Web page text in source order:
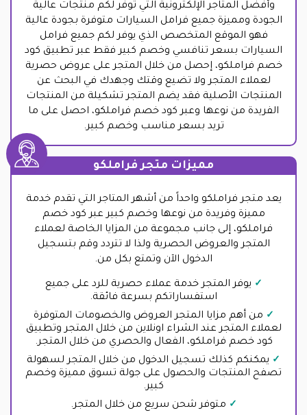
وأفضل المتاجر الإلكترونية التي توفر لكم منتجات عالية
الجودة ومميزة جميع فرامل السيارات متوفرة بجودة عالية
فهو الموقع المتخصص الذي يوفر لكم جميع فرامل
السيارات بسعر تنافسي وخصم كبير فقط عبر تطبيق كود
خصم فراملكو، إحصل من خلال المتجر على عروض حصرية
لعملاء المتجر ولا تضيع وقتك وجهدك في البحث عن
المنتجات الأصلية فقد يضم المتجر تشكيلة من المنتجات
الفريدة من نوعها وعبر كود خصم فراملكو، احصل على ما
تريد بسعر مناسب وخصم كبير.
مميزات متجر فراملكو
يعد متجر فراملكو واحداً من أشهر المتاجر التي تقدم خدمة
مميزة وفريدة من نوعها وخصم كبير عبر كود خصم
فراملكو، إلى جانب مجموعة من المزايا الخاصة لعملاء
المتجر والعروض الحصرية ولذا لا تتردد وقم بتسجيل
الدخول الآن وتمتع بكل من.
يوفر المتجر خدمة عملاء حصرية للرد على جميع
استفساراتكم بسرعة فائقة.
من أهم مزايا المتجر العروض والخصومات المتوفرة
لعملاء المتجر عند الشراء اونلاين من خلال المتجر وتطبيق
كود خصم فراملكو، الفعال والحصري من خلال المتجر.
يمكنكم كذلك تسجيل الدخول من خلال المتجر لسهولة
تصفح المنتجات والحصول على جولة تسوق مميزة وخصم
كبير.
متوفر شحن سريع من خلال المتجر.